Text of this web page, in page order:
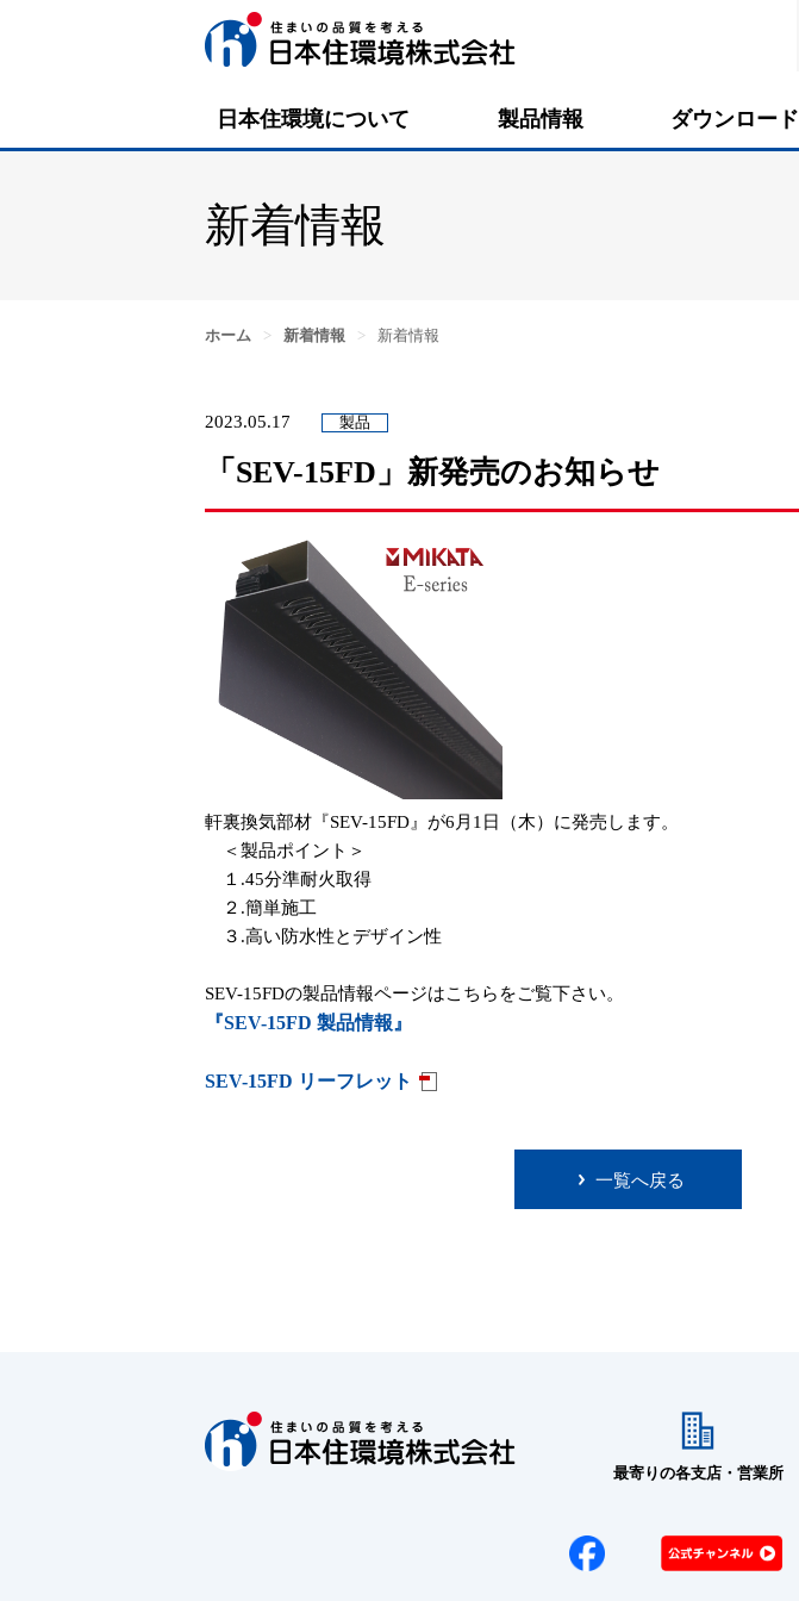
日本住環境について 製品情報 ダウンロード
新着情報
ホーム > 新着情報 > 新着情報
2023.05.17 製品
「SEV-15FD」新発売のお知らせ
軒裏換気部材『SEV-15FD』が6月1日（木）に発売します。
＜製品ポイント＞
１.45分準耐火取得
２.簡単施工
３.高い防水性とデザイン性
SEV-15FDの製品情報ページはこちらをご覧下さい。
『SEV-15FD 製品情報』
SEV-15FD リーフレット
一覧へ戻る
最寄りの各支店・営業所